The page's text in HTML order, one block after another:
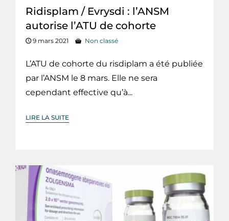
Ridisplam / Evrysdi : l’ANSM
autorise l’ATU de cohorte
9 mars 2021 Non classé
L’ATU de cohorte du risdiplam a été publiée
par l’ANSM le 8 mars. Elle ne sera
cependant effective qu’à...
LIRE LA SUITE